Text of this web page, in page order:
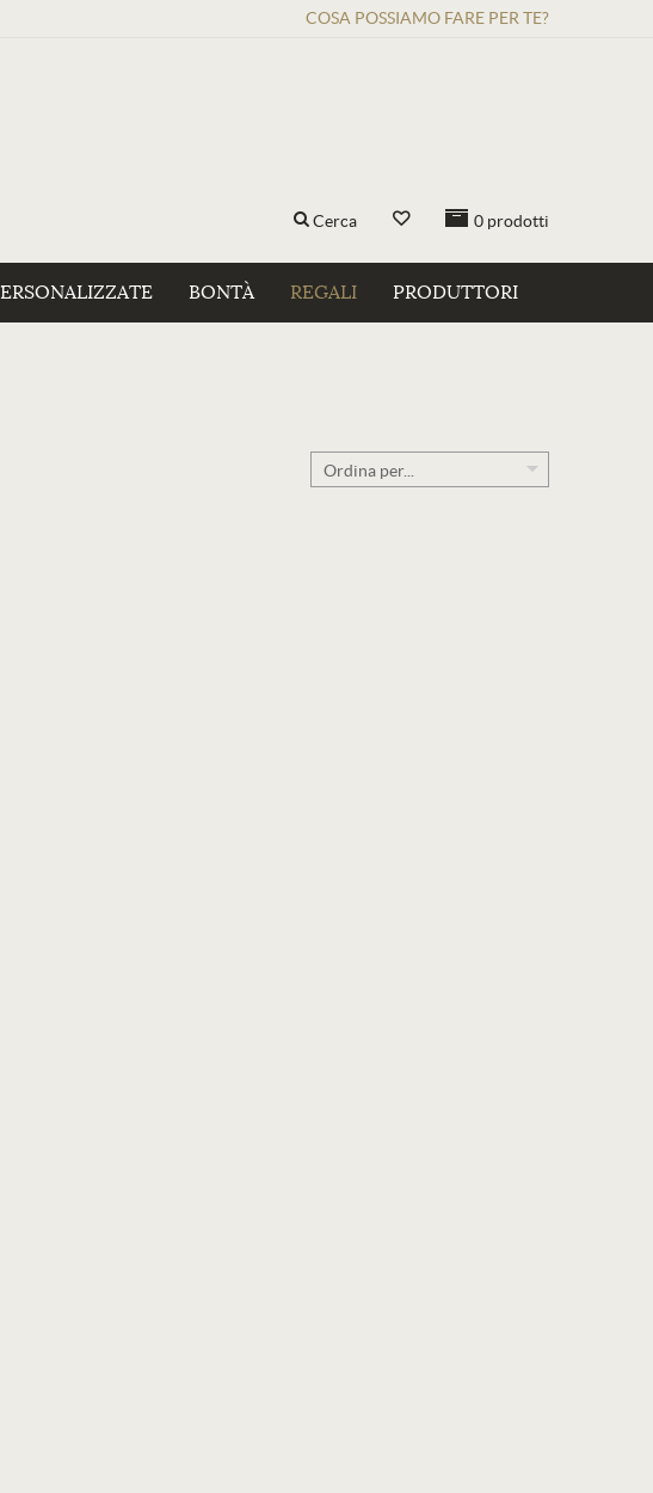
COSA POSSIAMO FARE PER TE?
0 prodotti
Cerca
BONTÀ REGALI PRODUTTORI
Ordina per...